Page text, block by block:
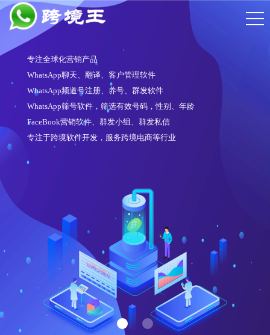
WhatsApp频道号注册软件
注册6段频道号
操作简单，注册账号质量高
对接多家接码平台、API通道
适配性强，可在任意一家云控系统中使用